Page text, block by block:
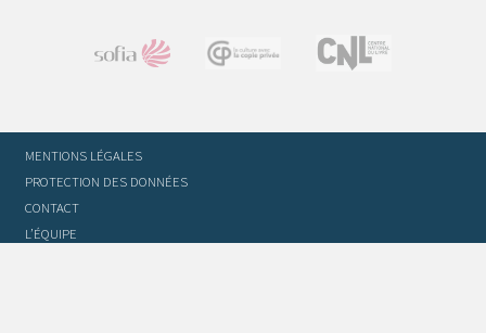
MENTIONS LÉGALES
PROTECTION DES DONNÉES
CONTACT
L’ÉQUIPE